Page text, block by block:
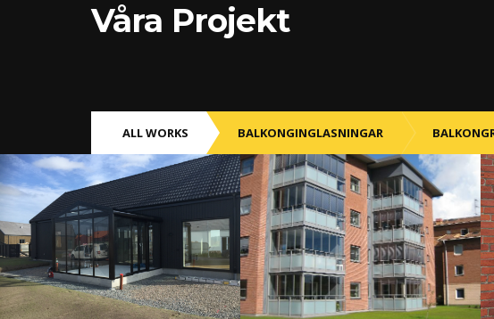
Våra Projekt
ALL WORKS BALKONGINGLASNINGAR